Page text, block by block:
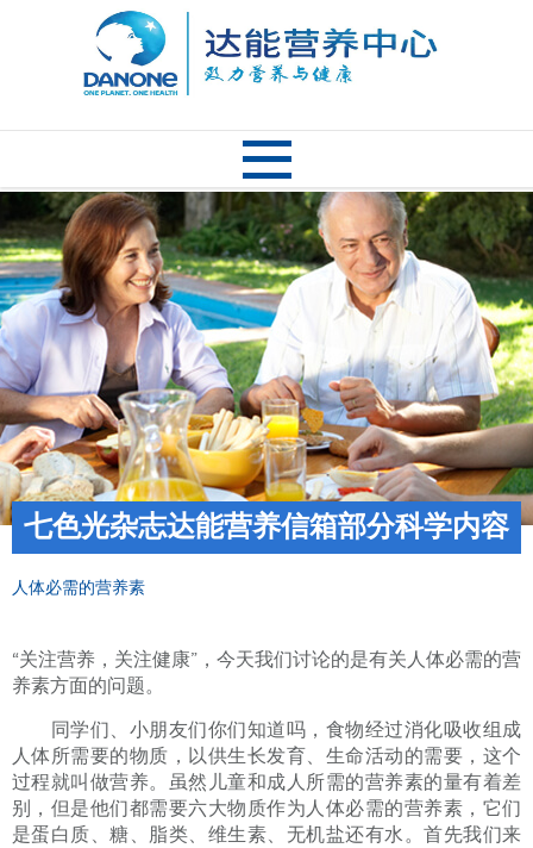
七色光杂志达能营养信箱部分科学内容
人体必需的营养素
“关注营养，关注健康”，今天我们讨论的是有关人体必需的营
养素方面的问题。
同学们、小朋友们你们知道吗，食物经过消化吸收组成
人体所需要的物质，以供生长发育、生命活动的需要，这个
过程就叫做营养。虽然儿童和成人所需的营养素的量有着差
别，但是他们都需要六大物质作为人体必需的营养素，它们
是蛋白质、糖、脂类、维生素、无机盐还有水。首先我们来